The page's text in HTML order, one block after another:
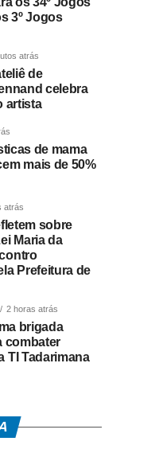
3º Jogos
atrás
de
celebra
artista
de mama
mais de 50%
atrás
sobre
Maria da
Prefeitura de
2 horas atrás
brigada
combater
TI Tadarimana